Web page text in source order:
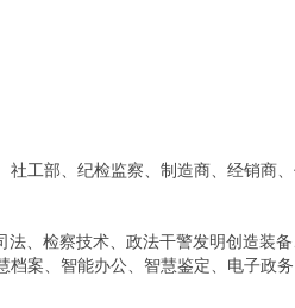
工部、纪检监察、制造商、经销商
、检察技术、政法干警发明创造装
案、智能办公、智慧鉴定、电子政